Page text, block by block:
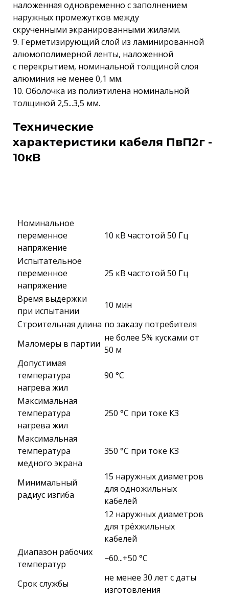
наложенная одновременно с заполнением
наружных промежутков между
скрученными экранированными жилами.
9. Герметизирующий слой из ламинированной
алюмополимерной ленты, наложенной
с перекрытием, номинальной толщиной слоя
алюминия не менее 0,1 мм.
10. Оболочка из полиэтилена номинальной
толщиной 2,5...3,5 мм.
Технические
характеристики кабеля ПвП2г -
10кВ
Номинальное
переменное
напряжение
10 кВ частотой 50 Гц
Испытательное
переменное
напряжение
25 кВ частотой 50 Гц
Время выдержки
при испытании
10 мин
Строительная длина по заказу потребителя
Маломеры в партии
не более 5% кусками от
50 м
Допустимая
температура
нагрева жил
90 °C
Максимальная
температура
нагрева жил
250 °C при токе КЗ
Максимальная
температура
медного экрана
350 °C при токе КЗ
Минимальный
радиус изгиба
15 наружных диаметров
для одножильных
кабелей
12 наружных диаметров
для трёхжильных
кабелей
Диапазон рабочих
температур
−60...+50 °C
Срок службы
не менее 30 лет с даты
изготовления